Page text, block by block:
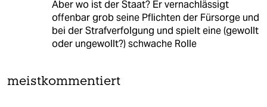
Aber wo ist der Staat? Er vernachlässigt
offenbar grob seine Pflichten der Fürsorge und
bei der Strafverfolgung und spielt eine (gewollt
oder ungewollt?) schwache Rolle
meistkommentiert